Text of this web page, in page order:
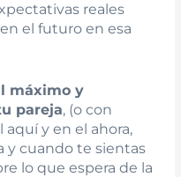
reales
el futuro en esa
máximo y
pareja, (o con
y en el ahora,
y cuando te sientas
lo que espera de la